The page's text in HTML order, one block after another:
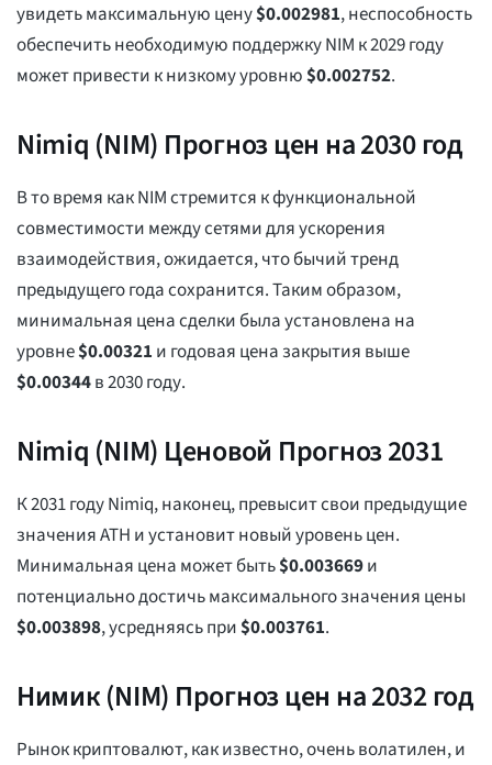
увидеть максимальную цену$0.002981, неспособность
обеспечить необходимую поддержку NIM к 2029 году
может привести к низкому уровню$0.002752.
Nimiq (NIM) Прогноз цен на 2030 год
В то время как NIM стремится к функциональной
совместимости между сетями для ускорения
взаимодействия, ожидается, что бычий тренд
предыдущего года сохранится. Таким образом,
минимальная цена сделки была установлена на
уровне$0.00321 и годовая цена закрытия выше
$0.00344в 2030 году.
Nimiq (NIM) Ценовой Прогноз 2031
К 2031 году Nimiq, наконец, превысит свои предыдущие
значения ATH и установит новый уровень цен.
Минимальная цена может быть$0.003669и
потенциально достичь максимального значения цены
$0.003898, усредняясь при$0.003761.
Нимик (NIM) Прогноз цен на 2032 год
Рынок криптовалют, как известно, очень волатилен, и